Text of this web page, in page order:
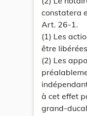
constatera
Art. 26-1.
(1) Les
être
(2) Les
à cet effet
grand-